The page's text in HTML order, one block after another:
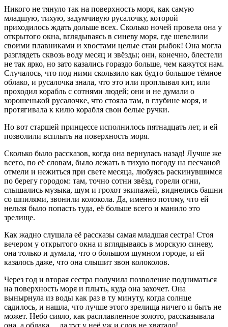
Никого не тянуло так на поверхность моря, как самую
младшую, тихую, задумчивую русалочку, которой
приходилось ждать дольше всех. Сколько ночей провела она у
открытого окна, вглядываясь в синеву моря, где шевелили
своими плавниками и хвостами целые стаи рыбок! Она могла
разглядеть сквозь воду месяц и звёзды; они, конечно, блестели
не так ярко, но зато казались гораздо больше, чем кажутся нам.
Случалось, что под ними скользило как будто большое тёмное
облако, и русалочка знала, что это или проплывал кит, или
проходил корабль с сотнями людей; они и не думали о
хорошенькой русалочке, что стояла там, в глубине моря, и
протягивала к килю корабля свои белые ручки.
Но вот старшей принцессе исполнилось пятнадцать лет, и ей
позволили всплыть на поверхность моря.
Сколько было рассказов, когда она вернулась назад! Лучше же
всего, по её словам, было лежать в тихую погоду на песчаной
отмели и нежиться при свете месяца, любуясь раскинувшимся
по берегу городом: там, точно сотни звёзд, горели огни,
слышались музыка, шум и грохот экипажей, виднелись башни
со шпилями, звонили колокола. Да, именно потому, что ей
нельзя было попасть туда, её больше всего и манило это
зрелище.
Как жадно слушала её рассказы самая младшая сестра! Стоя
вечером у открытого окна и вглядываясь в морскую синеву,
она только и думала, что о большом шумном городе, и ей
казалось даже, что она слышит звон колоколов.
Через год и вторая сестра получила позволение подниматься
на поверхность моря и плыть, куда она захочет. Она
вынырнула из воды как раз в ту минуту, когда солнце
садилось, и нашла, что лучше этого зрелища ничего и быть не
может. Небо сияло, как расплавленное золото, рассказывала
она, а облака… да тут у неё уж и слов не хватало!